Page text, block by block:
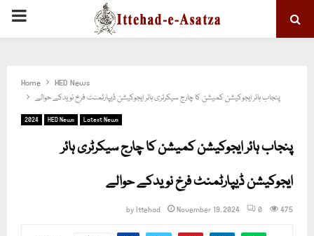
PRIMARY
Home
HED News
پنجاب ہائر ایجوکیشن کمیشن کا چارج سیکرٹری ہائر ایجوکیشن ڈیپارٹمنٹ فرخ نویدکے حوالے
2024 HED News Latest News
پنجاب ہائر ایجوکیشن کمیشن کا چارج سیکرٹری ہائر
ایجوکیشن ڈیپارٹمنٹ فرخ نویدکے حوالے
byIttehad November 19, 2024 0 475